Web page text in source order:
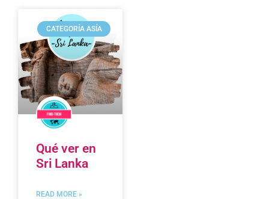
CATEGORÍA ASÍA
Qué ver en
Sri Lanka
READ MORE »